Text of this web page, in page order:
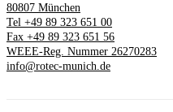
80807 München
Tel +49 89 323 651 00
Fax +49 89 323 651 56
WEEE-Reg. Nummer 26270283
info@rotec-munich.de